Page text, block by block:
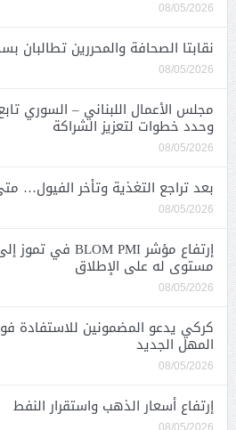
08/05/2026
نقابتا الصحافة والمحررين تطالبان
08/05/2026
مجلس الأعمال اللبناني – السوري
وحدد خطوات لتعزيز الشراكة
08/05/2026
بعد تراجع التغذية وتأخر الفيول…
08/05/2026
مستوى له على الإطلاق
08/05/2026
كركي يدعو المضمونين للاستفادة
المهل الجديد
08/05/2026
إرتفاع أسعار الذهب واستقرار النفط
08/05/2026